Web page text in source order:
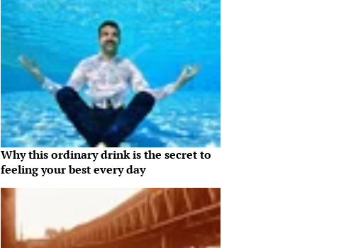
Why this ordinary drink is the secret to
feeling your best every day